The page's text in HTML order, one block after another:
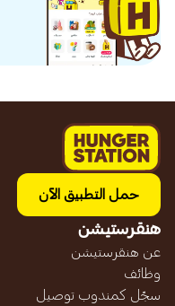
حمل التطبيق الآن
هنقرستيشن
عن هنقرستيشن
وظائف
سجّل كمندوب توصيل